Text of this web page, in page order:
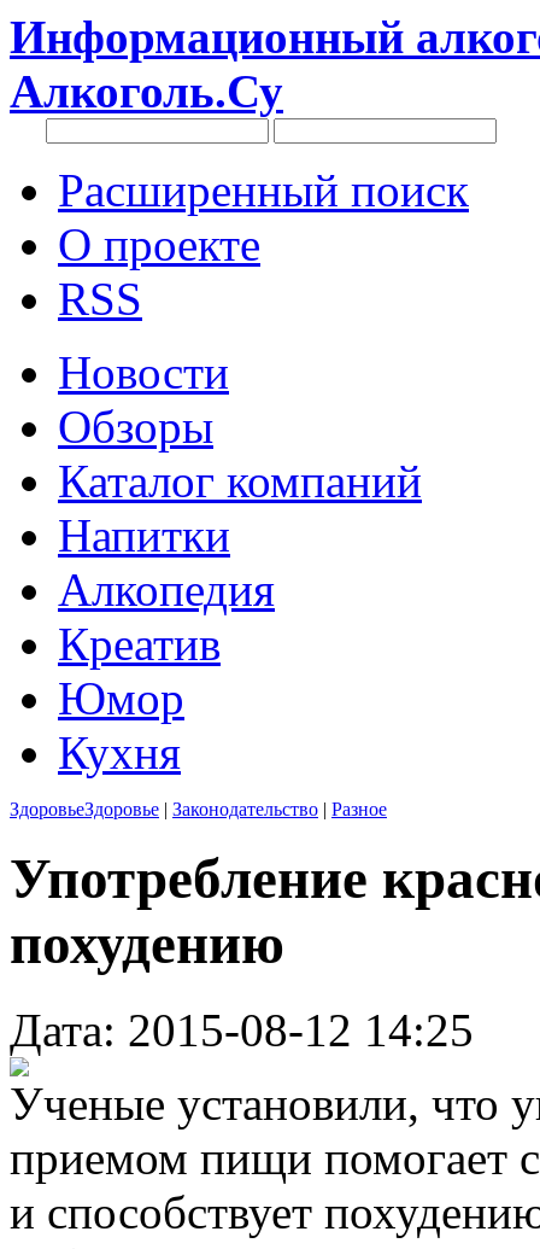
Информационный
Алкоголь.Су
Расширенный поиск
О проекте
RSS
Новости
Обзоры
Каталог компаний
Напитки
Алкопедия
Креатив
Юмор
Кухня
ЗдоровьеЗдоровье | Законодательство | Разное
Употребление
похудению
Дата: 2015-08-12 14:25
Ученые установили, что
приемом пищи помогает
и способствует